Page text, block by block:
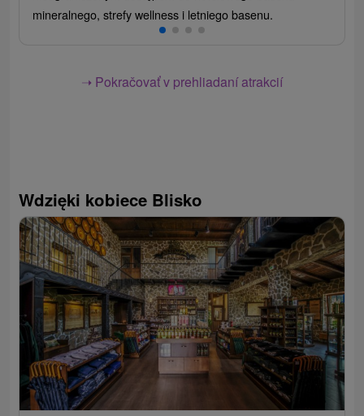
mineralnego, strefy wellness i letniego basenu.
➝ Pokračovať v prehliadaní atrakcií
Wdzięki kobiece Blisko